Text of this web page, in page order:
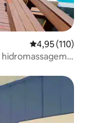
4,95 de uma
4,95 (110)
|